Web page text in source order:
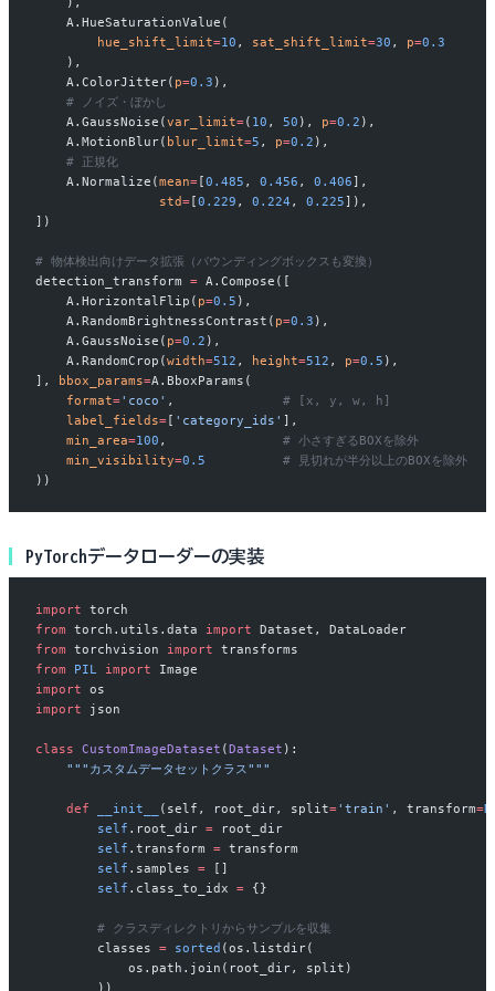
    A.HueSaturationValue(
        hue_shift_limit
=10 , sat_shift_limit=30 , p=0.3
    ),
    A.ColorJitter(
p=0.3 ),
    # ノイズ・ぼかし
    A.GaussNoise(
var_limit=( 10 , 50 ), p=0.2 ),
    A.MotionBlur(
blur_limit=5 , p=0.2 ),
    # 正規化
    A.Normalize(
mean= [0.485 , 0.456 , 0.406],
                std
= [0.229 , 0.224 , 0.225]),
])
# 物体検出向けデータ拡張（バウンディングボックスも変換）
detection_transform = A.Compose([
    A.HorizontalFlip(
p=0.5 ),
    A.RandomBrightnessContrast(
p=0.3 ),
    A.GaussNoise(
p=0.2 ),
    A.RandomCrop(
width=512 , height=512 , p=0.5 ),
],
bbox_params=A.BboxParams(
    format
='coco' , # [x, y, w, h]
    label_fields
= [ 'category_ids' ],
    min_area
=100 , # 小さすぎるBOXを除外
    min_visibility
=0.5
          # 見切れが半分以上のBOXを除外
))
PyTorchデータローダーの実装
import torch
from torch.utils.data import Dataset, DataLoader
from torchvision import transforms
from PIL import Image
import os
import json
class CustomImageDataset (Dataset ):
    """カスタムデータセットクラス"""
    def
__init__ (self, root_dir, split='train' , transform=
        self
.root_dir = root_dir
        self
.transform = transform
        self
.samples = []
        self
.class_to_idx = {}
        # クラスディレクトリからサンプルを収集
        classes
= sorted (os.listdir(
            os.path.join(root_dir, split)
        ))